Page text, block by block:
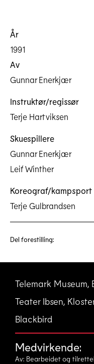
År
1991
Av
Gunnar Enerkjær
Instruktør/regissør
Terje Hartviksen
Skuespillere
Gunnar Enerkjær
Leif Winther
Koreograf/kampsport
Terje Gulbrandsen
Del forestilling:
Telemark Museum,
Teater Ibsen,
Blackbird
Medvirkende:
Av: Bearbeidet og